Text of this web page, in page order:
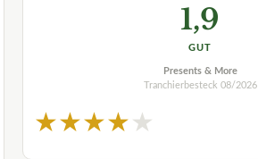
1,9
GUT
Presents & More
Tranchierbesteck 08/2026
★★★★★